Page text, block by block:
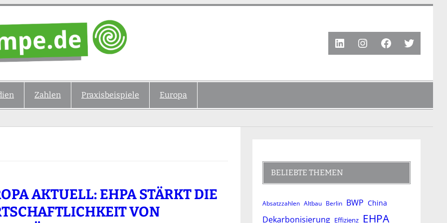
LinkedInInstagram
Facebook
Twitter
Zahlen Praxisbeispiele Europa
AKTUELL: EHPA STÄRKT DIE
VON
BELIEBTE THEMEN
Absatzzahlen Altbau Berlin BWP China
Dekarbonisierung Effizienz EHPA